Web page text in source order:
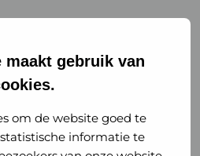
maakt gebruik van
om de website goed te
informatie te